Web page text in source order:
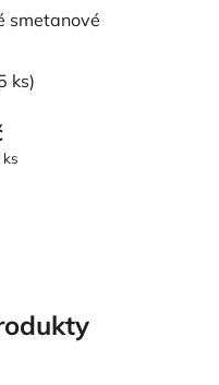
smetanové
ks)
ks